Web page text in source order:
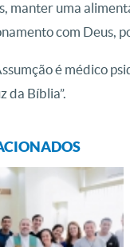
manter uma
com Deus,
é médico
da Bíblia”.